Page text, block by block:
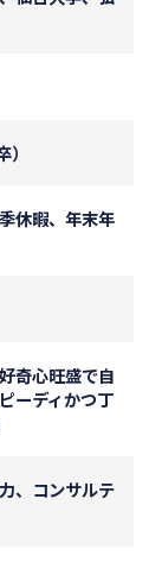
休暇、年末年
奇心旺盛で自
ーディかつ丁
、コンサルテ